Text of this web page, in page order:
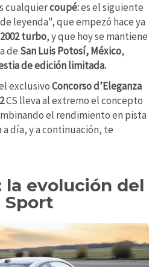
cualquiercoupé:es elsiguiente
leyenda", que empezó hace ya
2002 turbo, y que hoy se mantiene
de San Luis Potosí, México,
de edición limitada.
exclusivoConcorso d’Eleganza
CS lleva al extremo el concepto
el rendimiento en pista
día, y a continuación, te
la evolución del
Sport